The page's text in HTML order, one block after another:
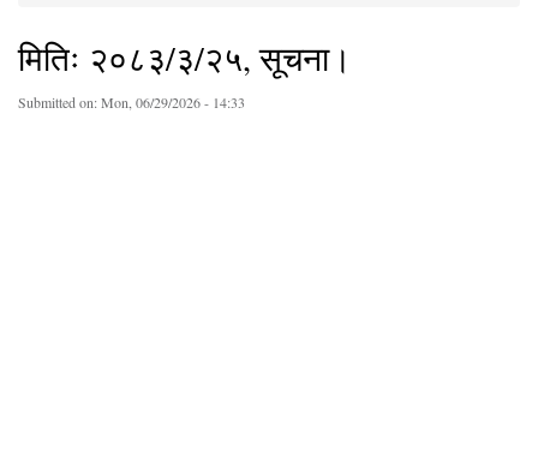
मितिः २०८३/३/२५, सूचना।
Submitted on:Mon, 06/29/2026 - 14:33